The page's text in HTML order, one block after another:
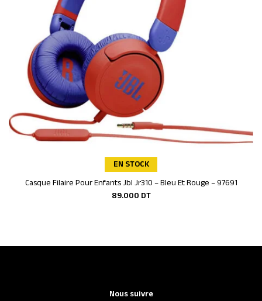
EN STOCK
Ajouter au panier
Casque Filaire Pour Enfants Jbl Jr310 – Bleu Et Rouge – 97691
89.000 DT
Nous suivre